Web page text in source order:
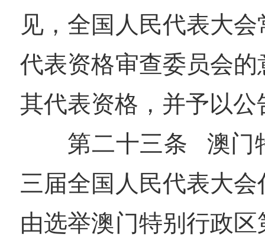
见，全国人民代表大
代表资格审查委员会
其代表资格，并予以公
第二十三条 澳门
三届全国人民代表大
由选举澳门特别行政